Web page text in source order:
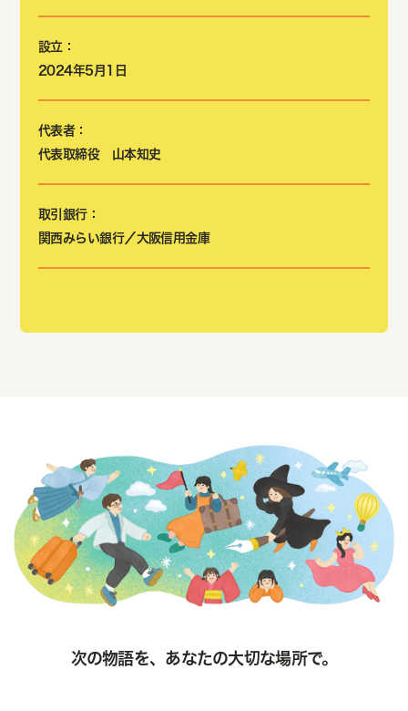
設立：
2024年5月1日
代表者：
代表取締役 山本知史
取引銀行：
関西みらい銀行／大阪信用金庫
次の物語を、あなたの大切な場所で。